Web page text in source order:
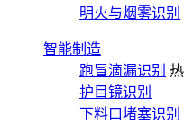
明火与烟雾识别
智能制造
跑冒滴漏识别 热
护目镜识别
下料口堵塞识别